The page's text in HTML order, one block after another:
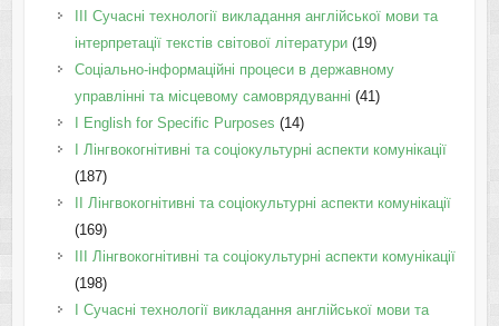
III Сучасні технології викладання англійської мови та
інтерпретації текстів світової літератури(19)
Соціально-інформаційні процеси в державному
управлінні та місцевому самоврядуванні (41)
І English for Specific Purposes (14)
I Лінгвокогнітивні та соціокультурні аспекти комунікації
(187)
IІ Лінгвокогнітивні та соціокультурні аспекти комунікації
(169)
IІI Лінгвокогнітивні та соціокультурні аспекти комунікації
(198)
I Cучасні технології викладання англійської мови та